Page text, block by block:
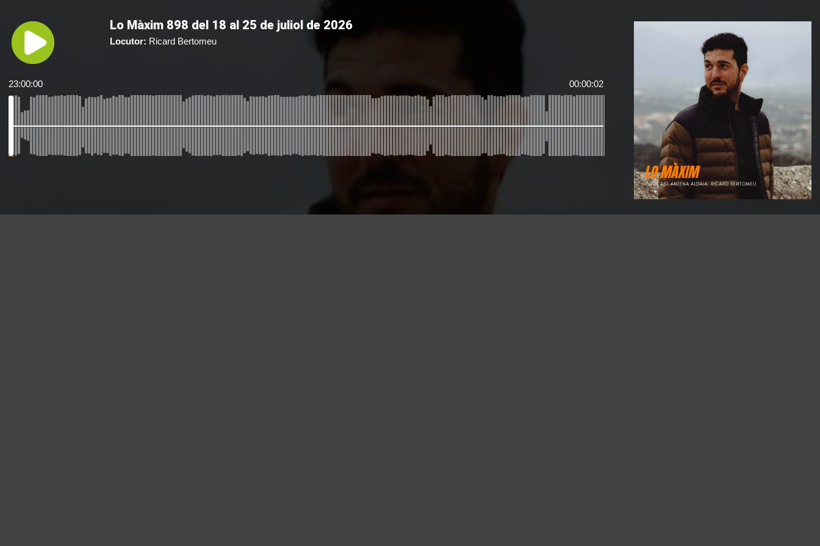
Lo Màxim 898 del 18 al 25 de juliol de 2026
Locutor: Ricard Bertomeu
23:00:00 00:00:02